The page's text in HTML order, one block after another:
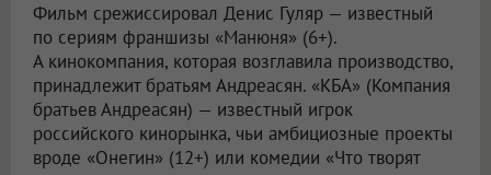
Фильм срежиссировал Денис Гуляр — известный
по сериям франшизы «Манюня» (6+).
А кинокомпания, которая возглавила производство,
принадлежит братьям Андреасян. «КБА» (Компания
братьев Андреасян) — известный игрок
российского кинорынка, чьи амбициозные проекты
вроде «Онегин» (12+) или комедии «Что творят